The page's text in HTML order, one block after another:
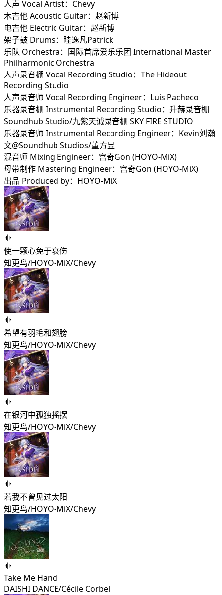
人声 Vocal Artist：Chevy
木吉他 Acoustic Guitar：赵新博
电吉他 Electric Guitar：赵新博
架子鼓 Drums：眭逸凡Patrick
乐队 Orchestra：国际首席爱乐乐团 International Master
Philharmonic Orchestra
人声录音棚 Vocal Recording Studio：The Hideout
Recording Studio
人声录音师 Vocal Recording Engineer：Luis Pacheco
乐器录音棚 Instrumental Recording Studio：升赫录音棚
Soundhub Studio/九紫天诚录音棚 SKY FIRE STUDIO
乐器录音师 Instrumental Recording Engineer：Kevin刘瀚
文@Soundhub Studios/董方昱
混音师 Mixing Engineer：宫奇Gon (HOYO-MiX)
母带制作 Mastering Engineer：宫奇Gon (HOYO-MiX)
出品 Produced by：HOYO-MiX
使一颗心免于哀伤
知更鸟/HOYO-MiX/Chevy
希望有羽毛和翅膀
知更鸟/HOYO-MiX/Chevy
在银河中孤独摇摆
知更鸟/HOYO-MiX/Chevy
若我不曾见过太阳
知更鸟/HOYO-MiX/Chevy
Take Me Hand
DAISHI DANCE/Cécile Corbel